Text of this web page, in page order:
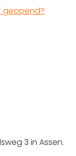
geopend?
3 in Assen.